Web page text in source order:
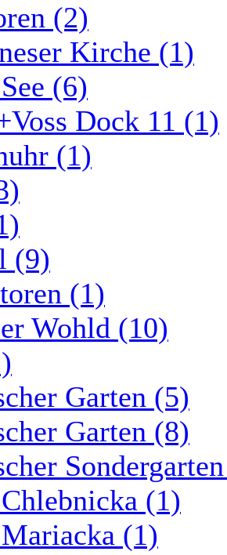
(2)
Kirche (1)
(6)
Dock 11 (1)
(1)
(9)
(1)
Wohld (10)
Garten (5)
Garten (8)
(1)
(1)